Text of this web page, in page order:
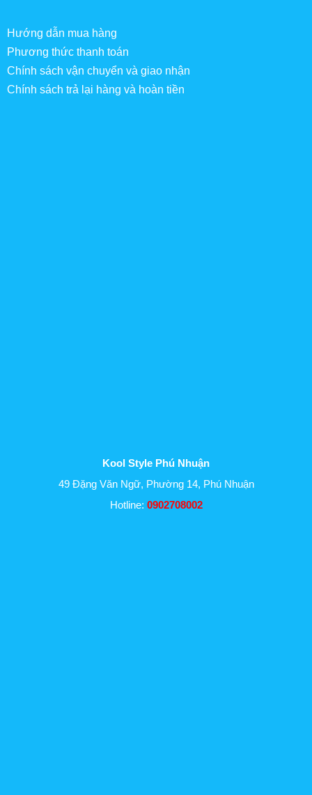
Hướng dẫn mua hàng
Phương thức thanh toán
Chính sách vận chuyển và giao nhận
Chính sách trả lại hàng và hoàn tiền
Kool Style Phú Nhuận
49 Đặng Văn Ngữ, Phường 14, Phú Nhuận
Hotline: 0902708002